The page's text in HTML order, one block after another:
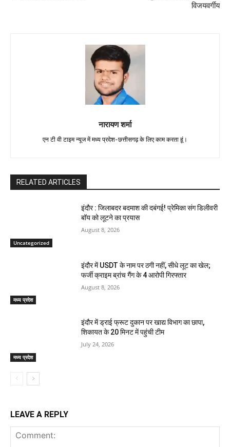
विजयवर्गीय
नारायण शर्मा
एन टी वी टाइम न्यूज में मध्य प्रदेश-छत्तीसगढ़ के लिए काम करता हूं।
RELATED ARTICLES
Uncategorized
इंदौर : जिलाबदर बदमाश की दबंगई! प्रेमिका संग डिलीवरी
बॉय को लूटने का प्रयास
August 8, 2026
मध्य प्रदेश
इंदौर में USDT के नाम पर ठगी नहीं, सीधे लूट का खेल;
फर्जी क्राइम ब्रांच गैंग के 4 आरोपी गिरफ्तार
August 8, 2026
मध्य प्रदेश
इंदौर में ड्राई फ्रूट दुकान पर खाद्य विभाग का छापा,
शिकायत के 20 मिनट में पहुंची टीम
July 24, 2026
LEAVE A REPLY